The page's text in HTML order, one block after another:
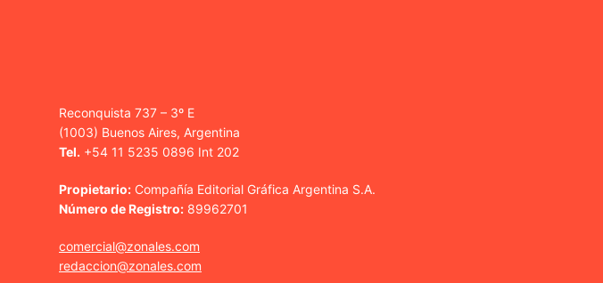
Reconquista 737 – 3º E
(1003) Buenos Aires, Argentina
Tel. +54 11 5235 0896 Int 202
Propietario: Compañía Editorial Gráfica Argentina S.A.
Número de Registro: 89962701
comercial@zonales.com
redaccion@zonales.com